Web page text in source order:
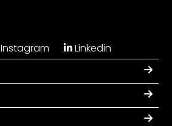
Instagram
Linkedin